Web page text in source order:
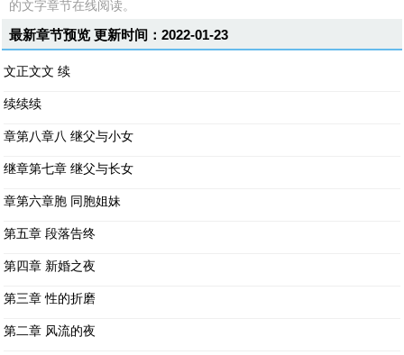
的文字章节在线阅读。
最新章节预览 更新时间：2022-01-23
文正文文 续
续续续
章第八章八 继父与小女
继章第七章 继父与长女
章第六章胞 同胞姐妹
第五章 段落告终
第四章 新婚之夜
第三章 性的折磨
第二章 风流的夜